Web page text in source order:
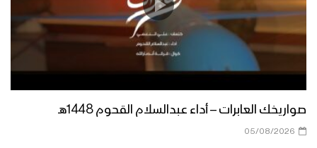
صواريخك العابرات – أداء عبدالسلام القحوم 1448هـ
05/08/2026